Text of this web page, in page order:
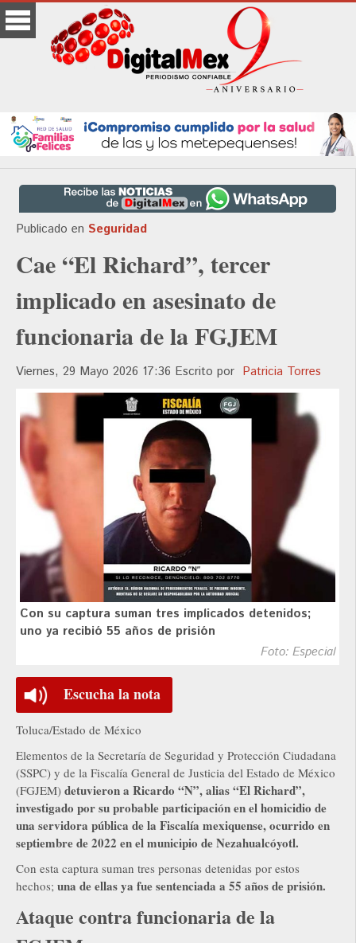
Publicado en Seguridad
Cae “El Richard”, tercer
implicado en asesinato de
funcionaria de la FGJEM
Viernes, 29 Mayo 2026 17:36 Escrito por Patricia Torres
Con su captura suman tres implicados detenidos;
uno ya recibió 55 años de prisión
Foto: Especial
Escucha la nota
Toluca/Estado de México
Elementos de la Secretaría de Seguridad y Protección Ciudadana
(SSPC) y de la Fiscalía General de Justicia del Estado de México
(FGJEM) detuvieron a Ricardo “N”, alias “El Richard”,
investigado por su probable participación en el homicidio de
una servidora pública de la Fiscalía mexiquense, ocurrido en
septiembre de 2022 en el municipio de Nezahualcóyotl.
Con esta captura suman tres personas detenidas por estos
hechos; una de ellas ya fue sentenciada a 55 años de prisión.
Ataque contra funcionaria de la